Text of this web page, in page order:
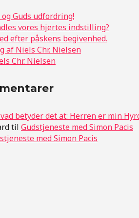
Guds udfordring!
vores hjertes indstilling?
efter påskens begivenhed.
af Niels Chr. Nielsen
Chr. Nielsen
betyder det at: Herren er min
til Gudstjeneste med Simon Pacis
med Simon Pacis